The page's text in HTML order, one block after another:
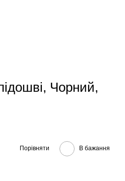
Чорний,
Порівняти В бажання